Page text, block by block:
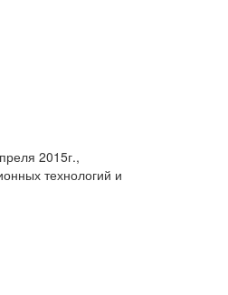
2015г.,
технологий и